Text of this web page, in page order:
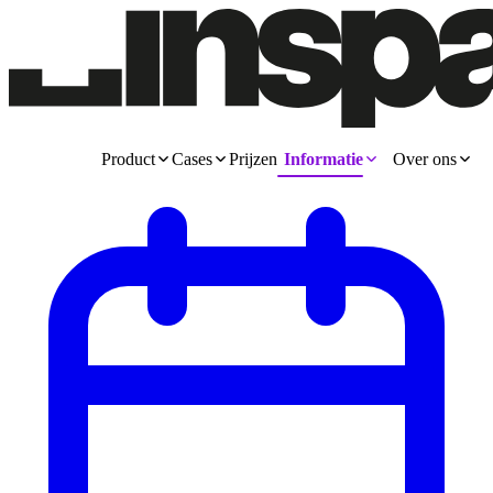
Product Cases Prijzen Informatie Over ons